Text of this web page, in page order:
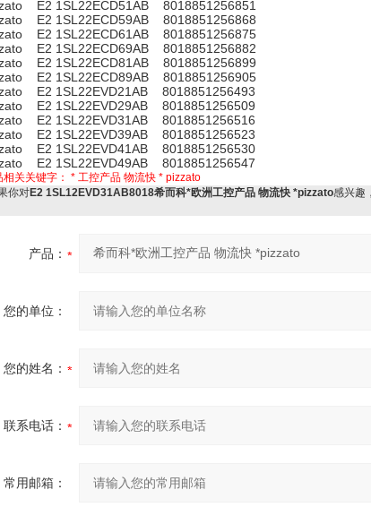
E2 1SL22ECD51AB 8018851256851
E2 1SL22ECD59AB 8018851256868
E2 1SL22ECD61AB 8018851256875
E2 1SL22ECD69AB 8018851256882
E2 1SL22ECD81AB 8018851256899
E2 1SL22ECD89AB 8018851256905
E2 1SL22EVD21AB 8018851256493
E2 1SL22EVD29AB 8018851256509
E2 1SL22EVD31AB 8018851256516
E2 1SL22EVD39AB 8018851256523
E2 1SL22EVD41AB 8018851256530
E2 1SL22EVD49AB 8018851256547
相关关键字： * 工控产品 物流快 * pizzato
你对E2 1SL12EVD31AB8018希而科*欧洲工控产品 物流快 *pizzato感兴趣
产品：
您的单位：
您的姓名：
联系电话：
常用邮箱：